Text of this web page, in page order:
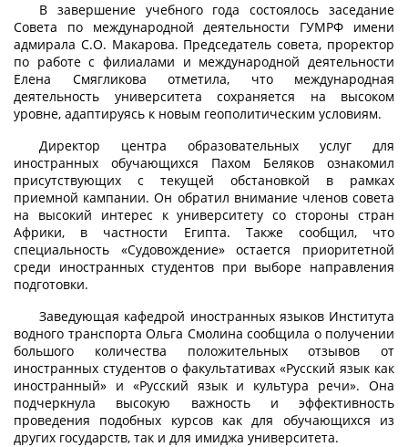
В завершение учебного года состоялось заседание
Совета по международной деятельности ГУМРФ имени
адмирала С.О. Макарова. Председатель совета, проректор
по работе с филиалами и международной деятельности
Елена Смягликова отметила, что международная
деятельность университета сохраняется на высоком
уровне, адаптируясь к новым геополитическим условиям.
Директор центра образовательных услуг для
иностранных обучающихся Пахом Беляков ознакомил
присутствующих с текущей обстановкой в рамках
приемной кампании. Он обратил внимание членов совета
на высокий интерес к университету со стороны стран
Африки, в частности Египта. Также сообщил, что
специальность «Судовождение» остается приоритетной
среди иностранных студентов при выборе направления
подготовки.
Заведующая кафедрой иностранных языков Института
водного транспорта Ольга Смолина сообщила о получении
большого количества положительных отзывов от
иностранных студентов о факультативах «Русский язык как
иностранный» и «Русский язык и культура речи». Она
подчеркнула высокую важность и эффективность
проведения подобных курсов как для обучающихся из
других государств, так и для имиджа университета.